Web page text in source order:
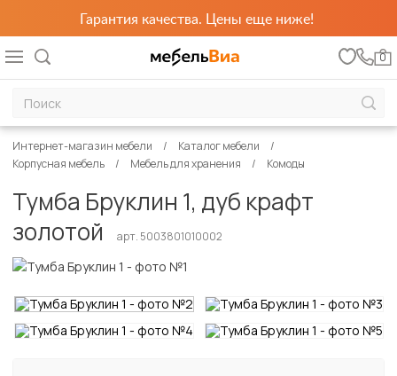
Гарантия качества. Цены еще ниже!
0
Интернет-магазин мебели
Каталог мебели
Корпусная мебель
Мебель для хранения Комоды
Тумба Бруклин 1, дуб крафт
золотой
арт. 5003801010002